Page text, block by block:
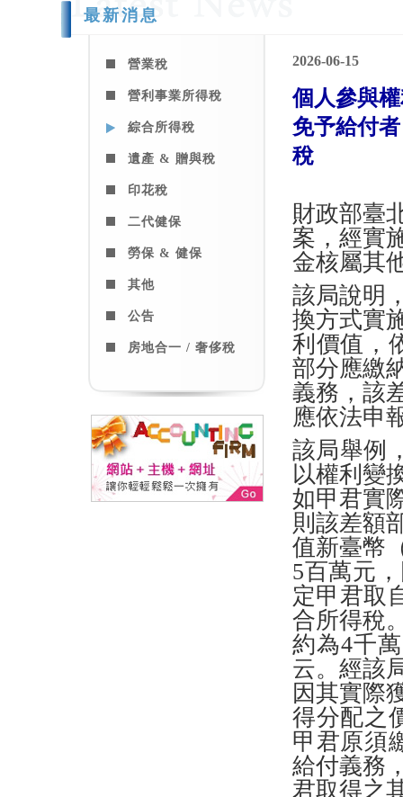
最新消息
營業稅
營利事業所得稅
綜合所得稅
遺產 & 贈與稅
印花稅
二代健保
勞保 & 健保
其他
公告
房地合一 / 奢侈稅
2026-06-15
個人參與
免予給付
稅
財政部臺
案，經實
金核屬其
該局說明
換方式實
利價值，
部分應繳
義務，該
應依法申
該局舉例
以權利變
如甲君實
則該差額
值新臺幣
5百萬元
定甲君取
合所得稅
約為4千
云。經該
因其實際
得分配之
甲君原須
給付義務
君取得之